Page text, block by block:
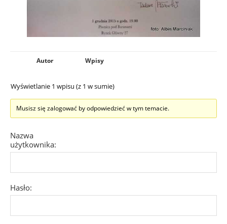
Autor Wpisy
Wyświetlanie 1 wpisu (z 1 w sumie)
Musisz się zalogować by odpowiedzieć w tym temacie.
Nazwa
użytkownika:
Hasło: